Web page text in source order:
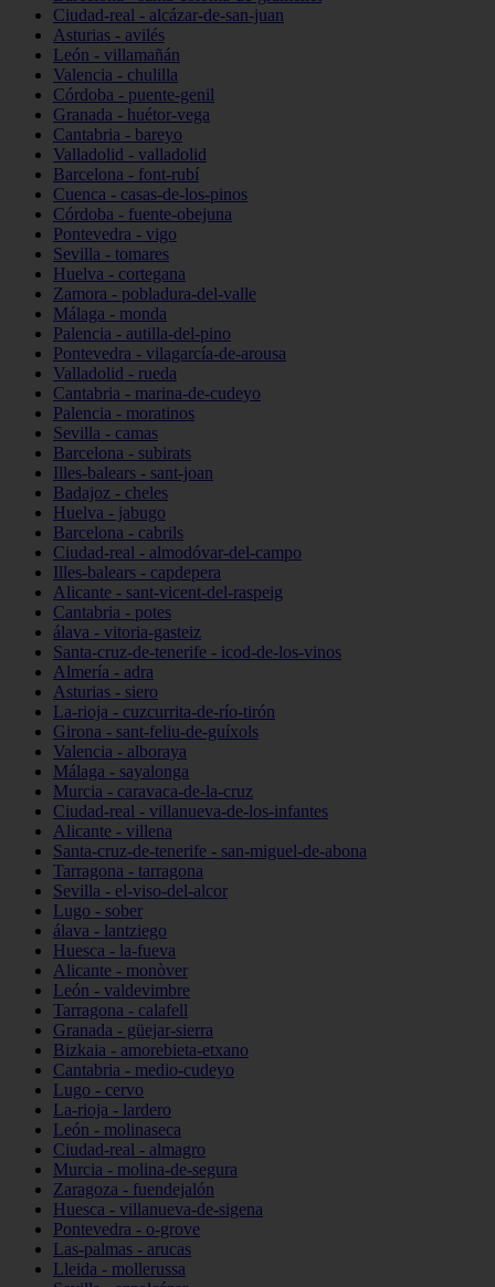
Ciudad-real - alcázar-de-san-juan
Asturias - avilés
León - villamañán
Valencia - chulilla
Córdoba - puente-genil
Granada - huétor-vega
Cantabria - bareyo
Valladolid - valladolid
Barcelona - font-rubí
Cuenca - casas-de-los-pinos
Córdoba - fuente-obejuna
Pontevedra - vigo
Sevilla - tomares
Huelva - cortegana
Zamora - pobladura-del-valle
Málaga - monda
Palencia - autilla-del-pino
Pontevedra - vilagarcía-de-arousa
Valladolid - rueda
Cantabria - marina-de-cudeyo
Palencia - moratinos
Sevilla - camas
Barcelona - subirats
Illes-balears - sant-joan
Badajoz - cheles
Huelva - jabugo
Barcelona - cabrils
Ciudad-real - almodóvar-del-campo
Illes-balears - capdepera
Alicante - sant-vicent-del-raspeig
Cantabria - potes
álava - vitoria-gasteiz
Santa-cruz-de-tenerife - icod-de-los-vinos
Almería - adra
Asturias - siero
La-rioja - cuzcurrita-de-río-tirón
Girona - sant-feliu-de-guíxols
Valencia - alboraya
Málaga - sayalonga
Murcia - caravaca-de-la-cruz
Ciudad-real - villanueva-de-los-infantes
Alicante - villena
Santa-cruz-de-tenerife - san-miguel-de-abona
Tarragona - tarragona
Sevilla - el-viso-del-alcor
Lugo - sober
álava - lantziego
Huesca - la-fueva
Alicante - monòver
León - valdevimbre
Tarragona - calafell
Granada - güejar-sierra
Bizkaia - amorebieta-etxano
Cantabria - medio-cudeyo
Lugo - cervo
La-rioja - lardero
León - molinaseca
Ciudad-real - almagro
Murcia - molina-de-segura
Zaragoza - fuendejalón
Huesca - villanueva-de-sigena
Pontevedra - o-grove
Las-palmas - arucas
Lleida - mollerussa